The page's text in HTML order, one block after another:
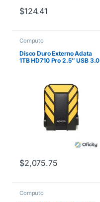
$124.41
Computo
Disco Duro Externo Adata
1TB HD710 Pro 2.5″ USB 3.0
$2,075.75
Computo